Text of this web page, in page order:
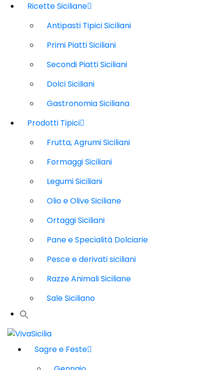
Ricette Siciliane
Antipasti Tipici Siciliani
Primi Piatti Siciliani
Secondi Piatti Siciliani
Dolci Siciliani
Gastronomia Siciliana
Prodotti Tipici
Frutta, Agrumi Siciliani
Formaggi Siciliani
Legumi Siciliani
Olio e Olive Siciliane
Ortaggi Siciliani
Pane e Specialità Dolciarie
Pesce e derivati siciliani
Razze Animali Siciliane
Sale Siciliano
Sagre e Feste